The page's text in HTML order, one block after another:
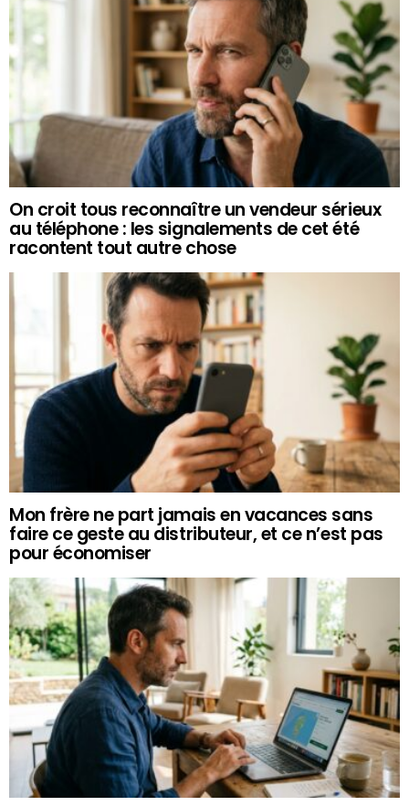
On croit tous reconnaître un vendeur sérieux
au téléphone : les signalements de cet été
racontent tout autre chose
Mon frère ne part jamais en vacances sans
faire ce geste au distributeur, et ce n’est pas
pour économiser